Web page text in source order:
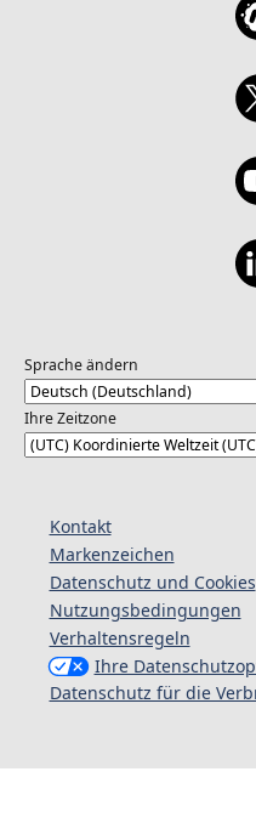
Sprache ändern
Ihre Zeitzone
Kontakt
Markenzeichen
Datenschutz und Cookies
Nutzungsbedingungen
Verhaltensregeln
Ihre
Datenschutz für die